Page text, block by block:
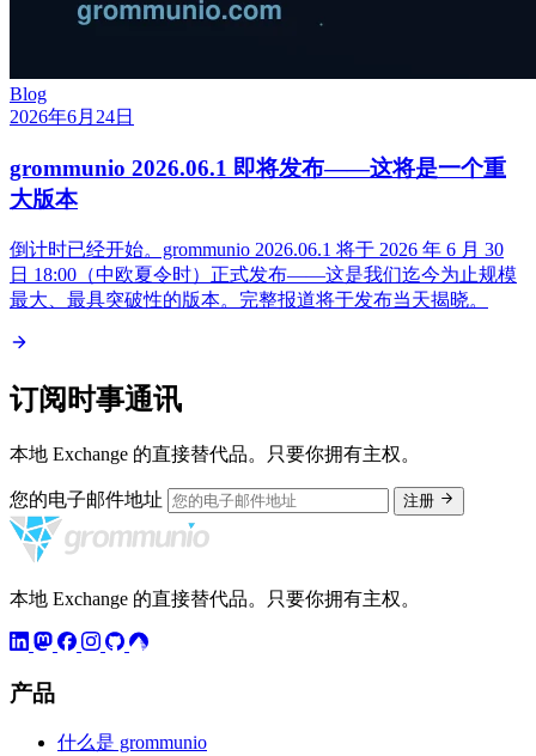
Blog
2026年6月24日
grommunio 2026.06.1 即将发布——这将是一个重
大版本
倒计时已经开始。grommunio 2026.06.1 将于 2026 年 6 月 30
日 18:00（中欧夏令时）正式发布——这是我们迄今为止规模
最大、最具突破性的版本。完整报道将于发布当天揭晓。
订阅时事通讯
本地 Exchange 的直接替代品。只要你拥有主权。
您的电子邮件地址 注册
本地 Exchange 的直接替代品。只要你拥有主权。
产品
什么是 grommunio